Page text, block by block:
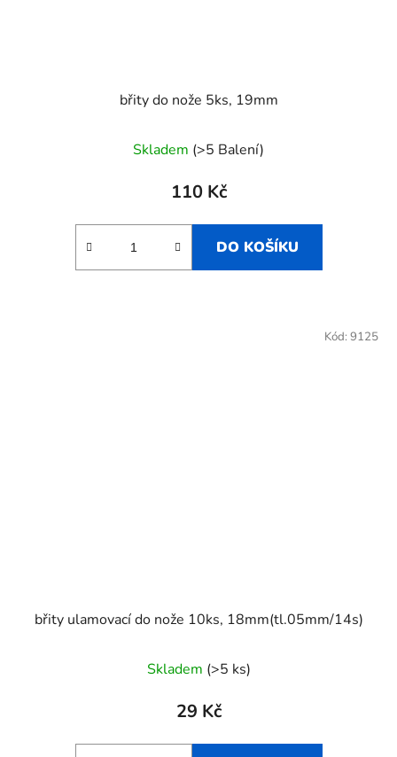
břity do nože 5ks, 19mm
Skladem (>5 Balení)
110 Kč
DO KOŠÍKU
břity ulamovací do nože 10ks, 18mm(tl.05mm/14s)
Skladem (>5 ks)
29 Kč
Kód: 9125